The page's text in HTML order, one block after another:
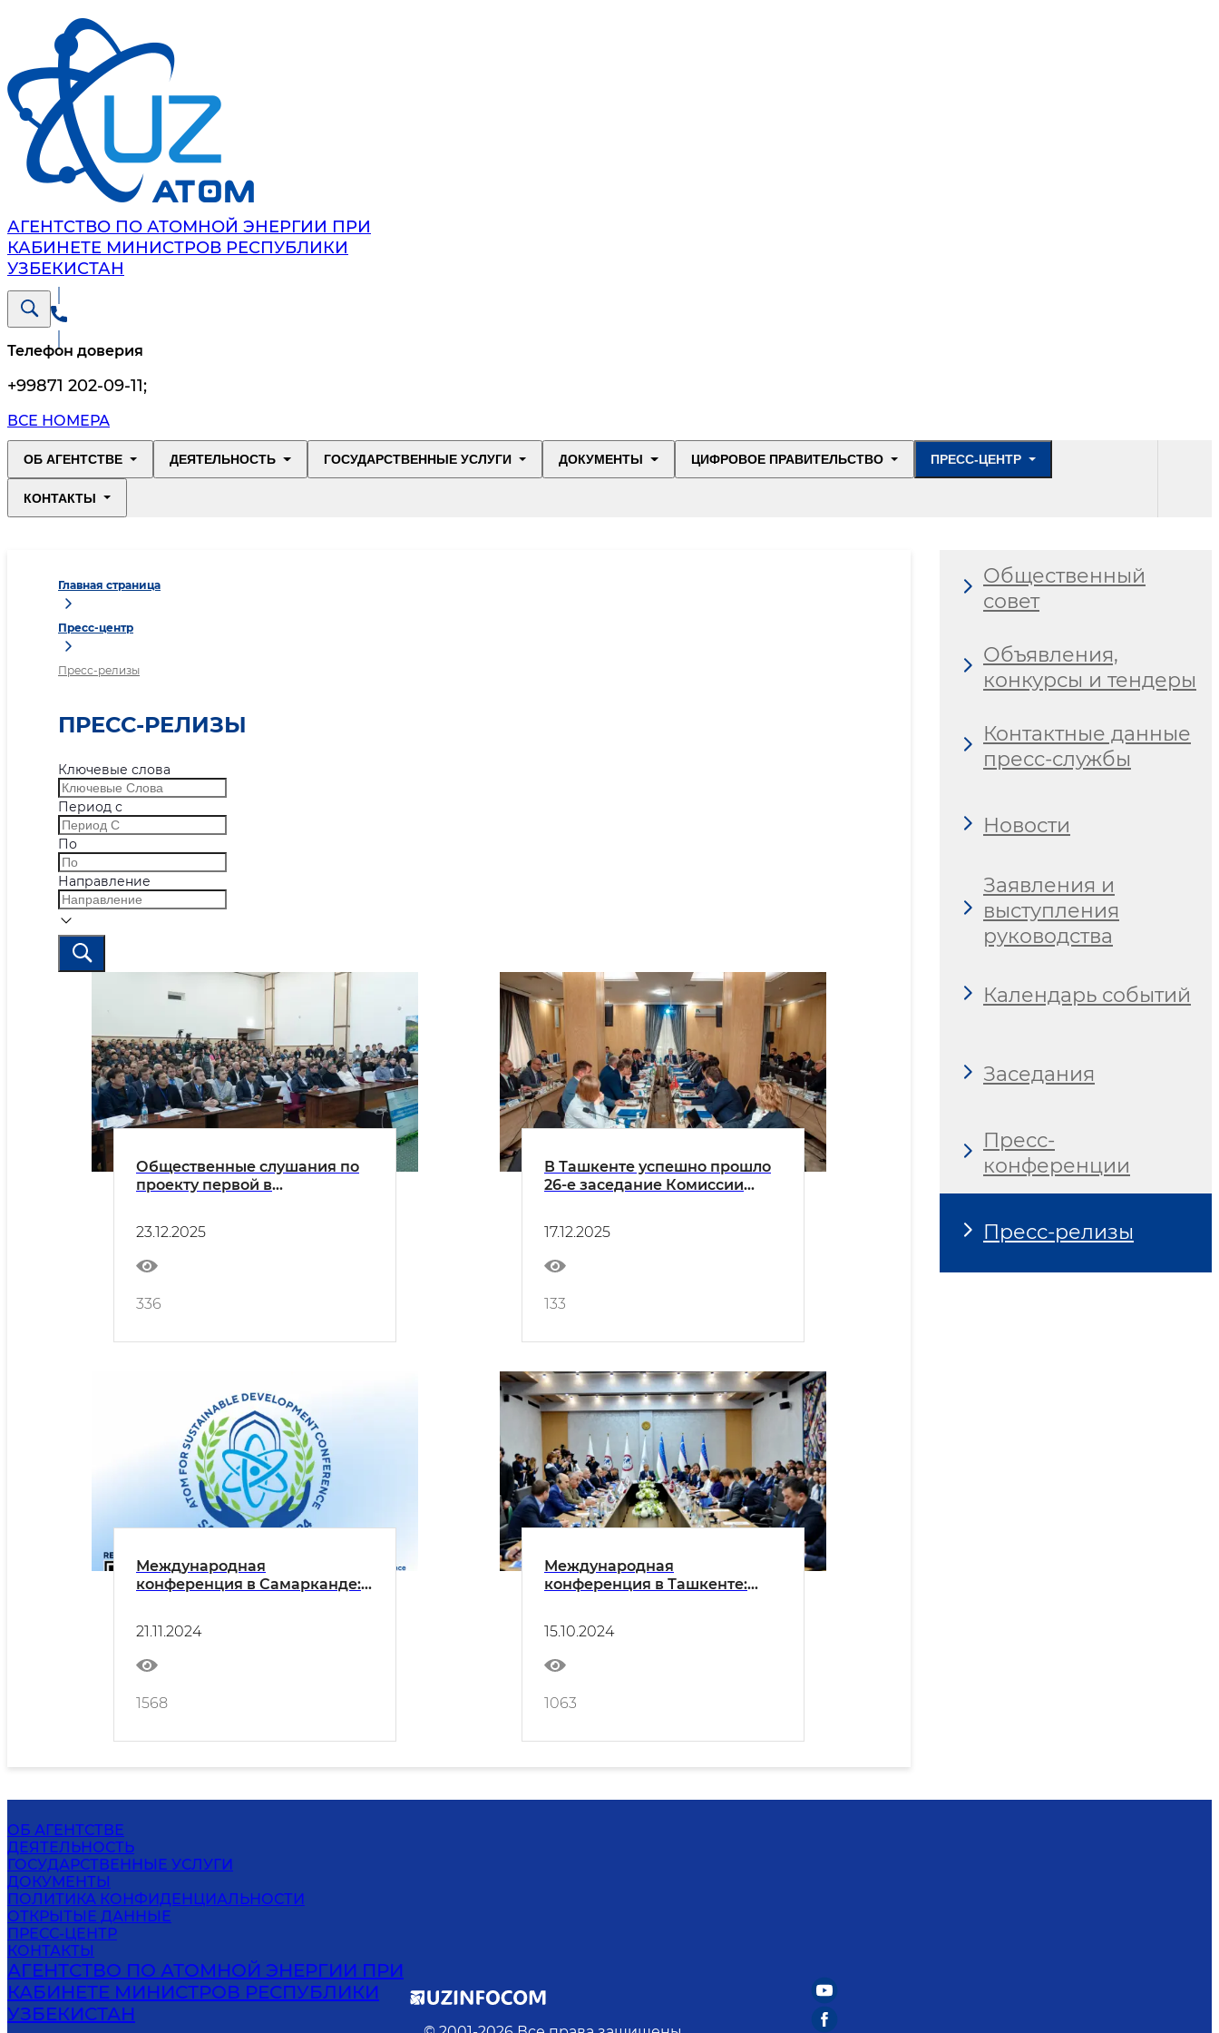
АГЕНТСТВО ПО АТОМНОЙ ЭНЕРГИИ ПРИ
КАБИНЕТЕ МИНИСТРОВ РЕСПУБЛИКИ
УЗБЕКИСТАН
Телефон доверия
+99871 202-09-11;
ВСЕ НОМЕРА
ОБ АГЕНТСТВЕ ДЕЯТЕЛЬНОСТЬ ГОСУДАРСТВЕННЫЕ УСЛУГИ ДОКУМЕНТЫ ЦИФРОВОЕ ПРАВИТЕЛЬСТВО ПРЕСС-ЦЕНТР
КОНТАКТЫ
Главная страница
Пресс-центр
Пресс-релизы
ПРЕСС-РЕЛИЗЫ
Ключевые слова
Период с
По
Направление
Общественные слушания по
проекту первой в
23.12.2025
336
В Ташкенте успешно прошло
26-е заседание Комиссии
энергии в мирных целях
17.12.2025
133
Международная
конференция в Самарканде:
целях в устойчивом развитии
государств-членов
Организации исламского
международный и
21.11.2024
1568
Международная
конференция в Ташкенте:
энергетики в Узбекистане
15.10.2024
1063
Общественный
совет
Объявления,
конкурсы и тендеры
Контактные данные
пресс-службы
Новости
Заявления и
выступления
руководства
Календарь событий
Заседания
Пресс-
конференции
Пресс-релизы
ОБ АГЕНТСТВЕ
ДЕЯТЕЛЬНОСТЬ
ГОСУДАРСТВЕННЫЕ УСЛУГИ
ДОКУМЕНТЫ
ПОЛИТИКА КОНФИДЕНЦИАЛЬНОСТИ
ОТКРЫТЫЕ ДАННЫЕ
ПРЕСС-ЦЕНТР
КОНТАКТЫ
АГЕНТСТВО ПО АТОМНОЙ ЭНЕРГИИ ПРИ
КАБИНЕТЕ МИНИСТРОВ РЕСПУБЛИКИ
УЗБЕКИСТАН